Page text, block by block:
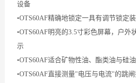
设备
•OTS60AF精确地锁定一具有调节锁定
•OTS60AF明亮的3.5寸彩色屏幕，户外
示
•OTS60AF适合矿物性油、酯类油与硅油
•OTS60AF直接测量"电压与电流"的跳